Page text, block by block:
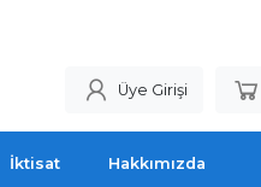
Üye Girişi
İktisat Hakkımızda